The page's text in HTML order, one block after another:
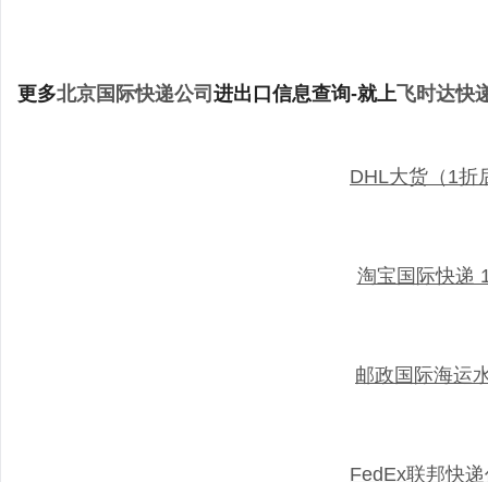
更多北京国际快递公司 进出口信息查询-就上飞时达快
DHL大货（1折
淘宝国际快递
邮政国际海运
FedEx联邦快